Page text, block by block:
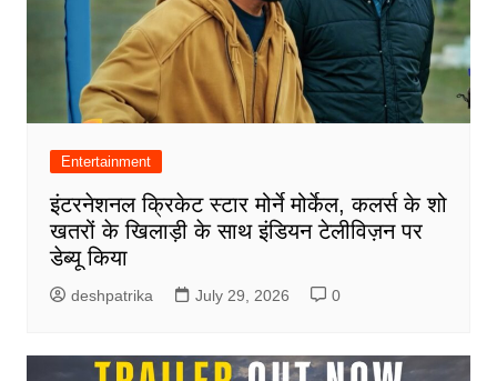
Entertainment
इंटरनेशनल क्रिकेट स्टार मोर्ने मोर्केल, कलर्स के शो
खतरों के खिलाड़ी के साथ इंडियन टेलीविज़न पर
डेब्यू किया
deshpatrika July 29, 2026 0